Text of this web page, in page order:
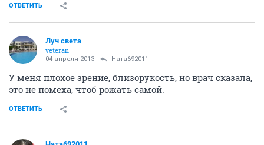
ОТВЕТИТЬ
Луч света
veteran
04 апреля 2013 Ната692011
У меня плохое зрение, близорукость, но врач сказала,
это не помеха, чтоб рожать самой.
ОТВЕТИТЬ